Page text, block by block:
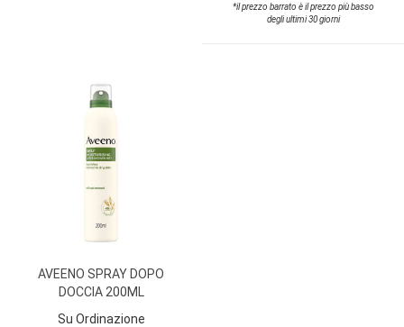
*il prezzo barrato è il prezzo più basso
degli ultimi 30 giorni
AVEENO SPRAY DOPO
DOCCIA 200ML
Su Ordinazione